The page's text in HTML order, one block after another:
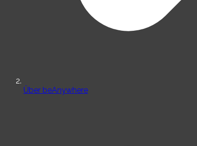
Über beAnywhere